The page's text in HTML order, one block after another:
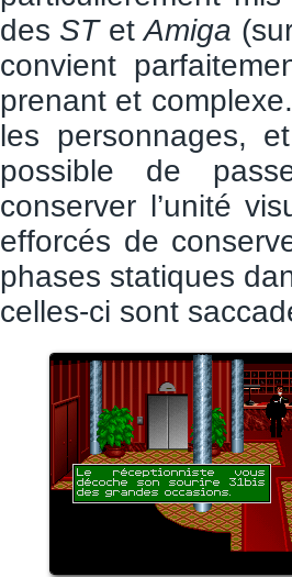
des STetAmiga
convient
prenant et
les personnages,
possible de
conserver l’unité
efforcés de
phases statiques
celles-ci sont